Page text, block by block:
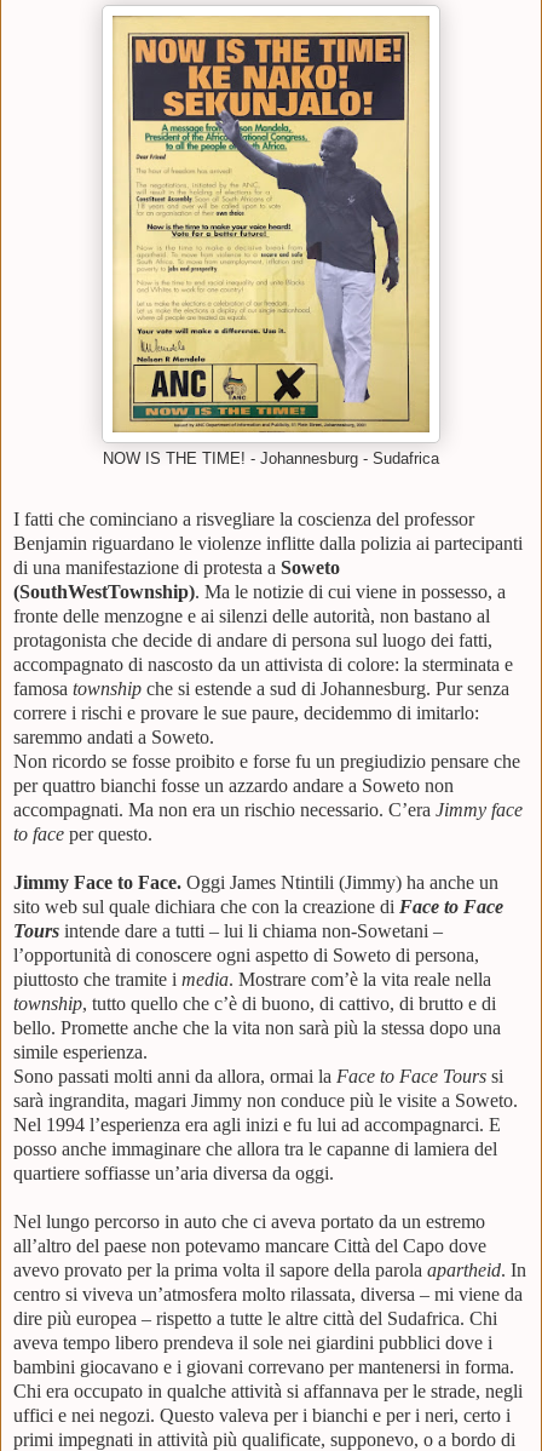
NOW IS THE TIME! - Johannesburg - Sudafrica
I fatti che cominciano a risvegliare la coscienza del professor
Benjamin riguardano le violenze inflitte dalla polizia ai partecipanti
di una manifestazione di protesta a Soweto
(SouthWestTownship). Ma le notizie di cui viene in possesso, a
fronte delle menzogne e ai silenzi delle autorità, non bastano al
protagonista che decide di andare di persona sul luogo dei fatti,
accompagnato di nascosto da un attivista di colore: la sterminata e
famosa township che si estende a sud di Johannesburg. Pur senza
correre i rischi e provare le sue paure, decidemmo di imitarlo:
saremmo andati a Soweto.
Non ricordo se fosse proibito e forse fu un pregiudizio pensare che
per quattro bianchi fosse un azzardo andare a Soweto non
accompagnati. Ma non era un rischio necessario. C’era Jimmy face
to face per questo.
Jimmy Face to Face. Oggi James Ntintili (Jimmy) ha anche un
sito web sul quale dichiara che con la creazione di Face to Face
Tours intende dare a tutti – lui li chiama non-Sowetani –
l’opportunità di conoscere ogni aspetto di Soweto di persona,
piuttosto che tramite i media. Mostrare com’è la vita reale nella
township, tutto quello che c’è di buono, di cattivo, di brutto e di
bello. Promette anche che la vita non sarà più la stessa dopo una
simile esperienza.
Sono passati molti anni da allora, ormai la Face to Face Tours si
sarà ingrandita, magari Jimmy non conduce più le visite a Soweto.
Nel 1994 l’esperienza era agli inizi e fu lui ad accompagnarci. E
posso anche immaginare che allora tra le capanne di lamiera del
quartiere soffiasse un’aria diversa da oggi.
Nel lungo percorso in auto che ci aveva portato da un estremo
all’altro del paese non potevamo mancare Città del Capo dove
avevo provato per la prima volta il sapore della parola apartheid. In
centro si viveva un’atmosfera molto rilassata, diversa – mi viene da
dire più europea – rispetto a tutte le altre città del Sudafrica. Chi
aveva tempo libero prendeva il sole nei giardini pubblici dove i
bambini giocavano e i giovani correvano per mantenersi in forma.
Chi era occupato in qualche attività si affannava per le strade, negli
uffici e nei negozi. Questo valeva per i bianchi e per i neri, certo i
primi impegnati in attività più qualificate, supponevo, o a bordo di